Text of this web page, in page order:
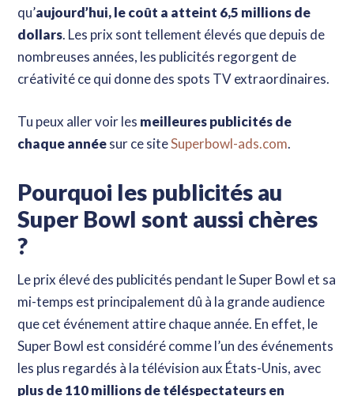
qu’aujourd’hui, le coût a atteint 6,5 millions de
dollars. Les prix sont tellement élevés que depuis de
nombreuses années, les publicités regorgent de
créativité ce qui donne des spots TV extraordinaires.
Tu peux aller voir les meilleures publicités de
chaque annéesur ce siteSuperbowl-ads.com.
Pourquoi les publicités au
Super Bowl sont aussi chères
?
Le prix élevé des publicités pendant le Super Bowl et sa
mi-temps est principalement dû à la grande audience
que cet événement attire chaque année. En effet, le
Super Bowl est considéré comme l’un des événements
les plus regardés à la télévision aux États-Unis, avec
plus de 110 millions de téléspectateurs en